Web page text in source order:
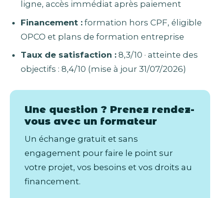
ligne, accès immédiat après paiement
Financement :formation hors CPF, éligible
OPCO et plans de formation entreprise
Taux de satisfaction :8,3/10 · atteinte des
objectifs : 8,4/10 (mise à jour 31/07/2026)
Une question ? Prenez rendez-
vous avec un formateur
Un échange gratuit et sans
engagement pour faire le point sur
votre projet, vos besoins et vos droits au
financement.